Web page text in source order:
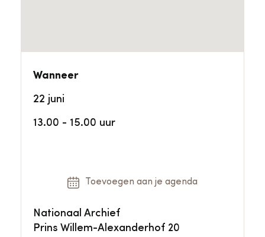
Wanneer
22 juni
13.00 - 15.00 uur
Toevoegen aan je agenda
Nationaal Archief
Prins Willem-Alexanderhof 20